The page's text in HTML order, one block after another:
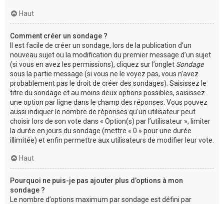
Haut
Comment créer un sondage ?
Il est facile de créer un sondage, lors de la publication d’un
nouveau sujet ou la modification du premier message d’un sujet
(si vous en avez les permissions), cliquez sur l’onglet Sondage
sous la partie message (si vous ne le voyez pas, vous n’avez
probablement pas le droit de créer des sondages). Saisissez le
titre du sondage et au moins deux options possibles, saisissez
une option par ligne dans le champ des réponses. Vous pouvez
aussi indiquer le nombre de réponses qu’un utilisateur peut
choisir lors de son vote dans « Option(s) par l’utilisateur », limiter
la durée en jours du sondage (mettre « 0 » pour une durée
illimitée) et enfin permettre aux utilisateurs de modifier leur vote.
Haut
Pourquoi ne puis-je pas ajouter plus d’options à mon
sondage ?
Le nombre d’options maximum par sondage est défini par